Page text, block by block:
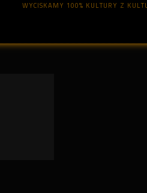
WYCISKAMY 100% KULTURY Z